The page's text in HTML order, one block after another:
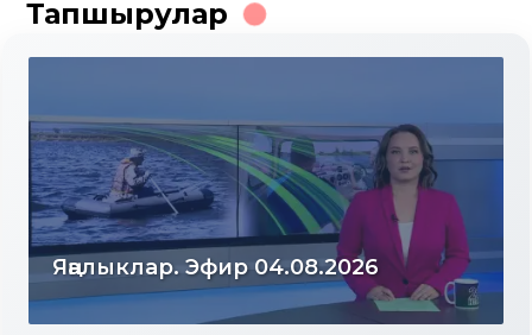
Тапшырулар
Эфир 04.08.2026